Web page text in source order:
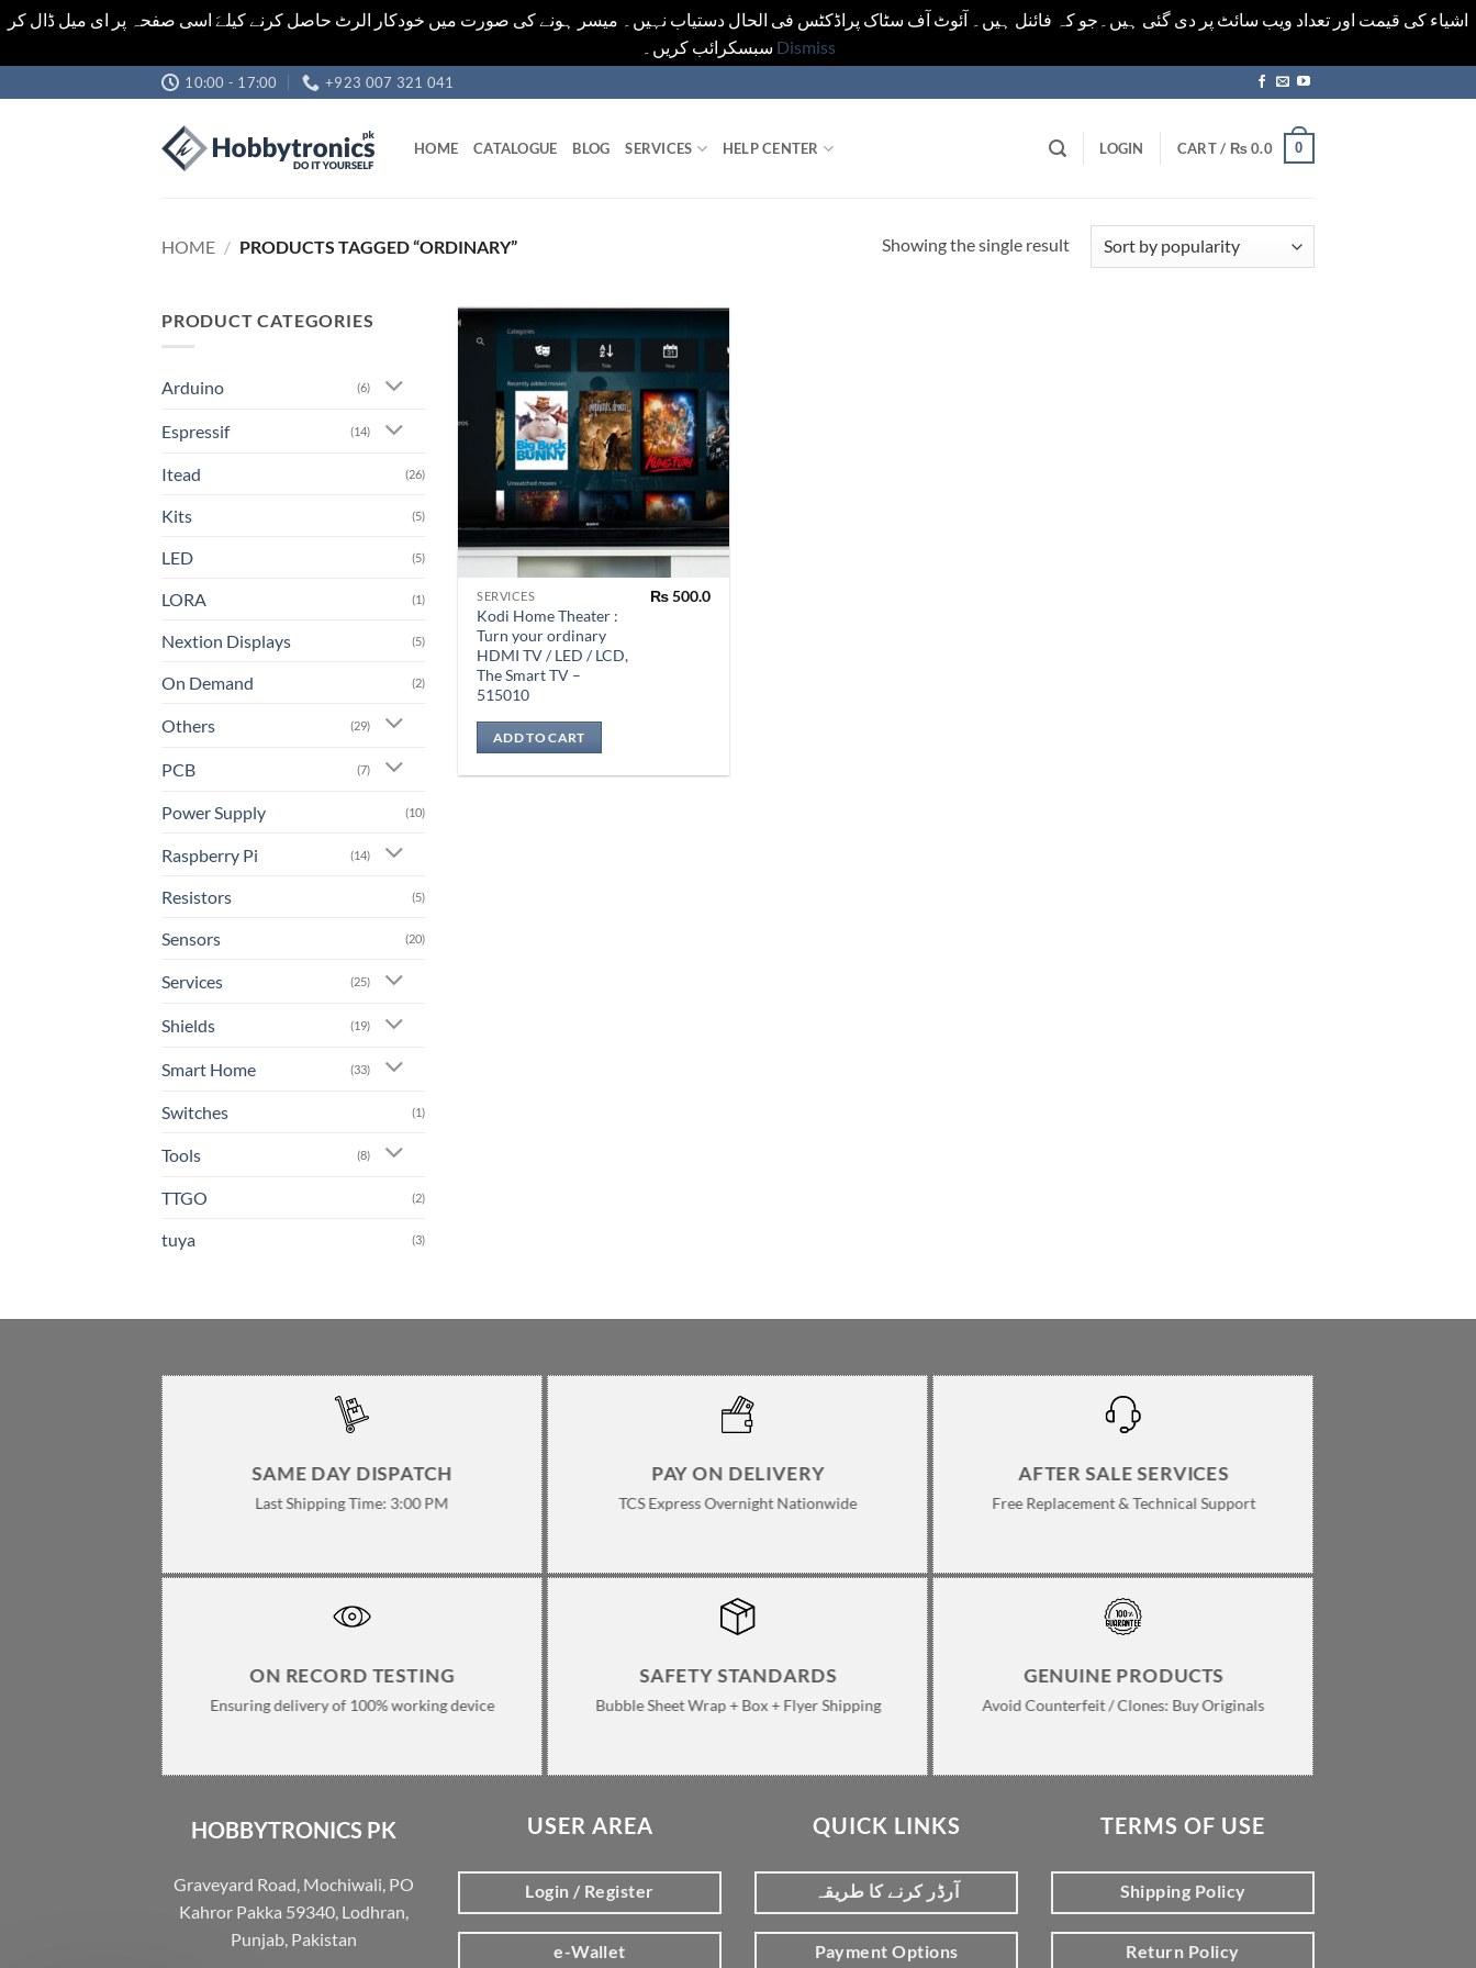
اشیاء کی قیمت اور تعداد ویب سائٹ پر دی گئی ہیں۔جو کہ فائنل ہیں۔ آئوٹ آف سٹاک پراڈکٹس فی الحال دستیاب نہیں۔ میسر ہونے کی صورت میں خودکار الرٹ حاصل کرنے کیلےَ اسی صفحہ پر ای میل ڈال کر
Dismiss
to
10:00 - 17:00 +923 007 321 041
HOME CATALOGUE BLOG SERVICES HELP CENTER LOGIN CART / ₨0.0 0
HOME / PRODUCTS TAGGED “ORDINARY” Showing the single result
PRODUCT CATEGORIES
Arduino (6)
Espressif (14)
Itead (26)
Kits (5)
LED (5)
LORA (1)
Nextion Displays (5)
On Demand (2)
Others (29)
PCB (7)
Power Supply (10)
Raspberry Pi (14)
Resistors (5)
Sensors (20)
Services (25)
Shields (19)
Smart Home (33)
Switches (1)
Tools (8)
TTGO (2)
tuya (3)
SERVICES
Kodi Home Theater :
Turn your ordinary
HDMI TV / LED / LCD,
The Smart TV –
515010
₨500.0
ADD TO CART
SAME DAY DISPATCH
Last Shipping Time: 3:00 PM
PAY ON DELIVERY
TCS Express Overnight Nationwide
AFTER SALE SERVICES
Free Replacement & Technical Support
ON RECORD TESTING
Ensuring delivery of 100% working device
SAFETY STANDARDS
Bubble Sheet Wrap + Box + Flyer Shipping
GENUINE PRODUCTS
Avoid Counterfeit / Clones: Buy Originals
HOBBYTRONICS PK
Graveyard Road, Mochiwali, PO
Kahror Pakka 59340, Lodhran,
Punjab, Pakistan
USER AREA
Login / Register
e-Wallet
QUICK LINKS
آرڈر کرنے کا طریقہ
Payment Options
TERMS OF USE
Shipping Policy
Return Policy